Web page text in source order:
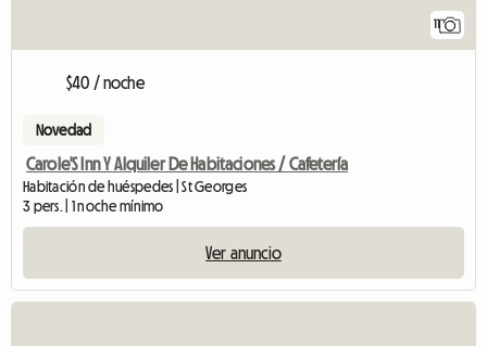
11
$40 / noche
Novedad
Carole'S Inn Y Alquiler De Habitaciones / Cafetería
Habitación de huéspedes | St Georges
3 pers. | 1 noche mínimo
Ver anuncio